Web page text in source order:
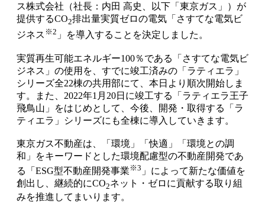
ス株式会社（社長：内田 高史、以下「東京ガス」）が
提供するCO2排出量実質ゼロの電気「さすてな電気ビ
ジネス ※2 」を導入することを決定しました。
実質再生可能エネルギー100％である「さすてな電気ビ
ジネス」の使用を、すでに竣工済みの「ラティエラ」
シリーズ全22棟の共用部にて、本日より順次開始しま
す。また、2022年1月20日に竣工する「ラティエラ王子
飛鳥山」をはじめとして、今後、開発・取得する「ラ
ティエラ」シリーズにも全棟に導入していきます。
東京ガス不動産は、「環境」「快適」「環境との調
和」をキーワードとした環境配慮型の不動産開発であ
る「ESG型不動産開発事業 ※3 」によって新たな価値を
創出し、継続的にCO2ネット・ゼロに貢献する取り組
みを推進してまいります。